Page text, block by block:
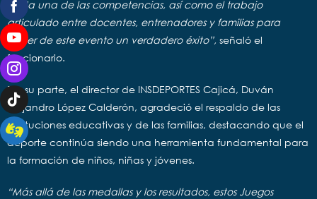
cada una de las competencias, así como el trabajo
articulado entre docentes, entrenadores y familias para
hacer de este evento un verdadero éxito”, señaló el
funcionario.
Por su parte, el director de INSDEPORTES Cajicá, Duván
Alejandro López Calderón, agradeció el respaldo de las
instituciones educativas y de las familias, destacando que el
deporte continúa siendo una herramienta fundamental para
la formación de niños, niñas y jóvenes.
“Más allá de las medallas y los resultados, estos Juegos